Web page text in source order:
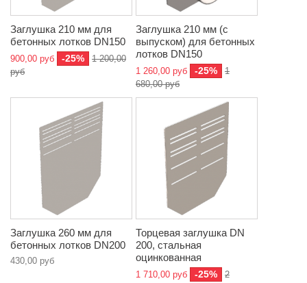
Заглушка 210 мм для
бетонных лотков DN150
900,00 руб -25%
1 200,00
руб
Заглушка 210 мм (с
выпуском) для бетонных
лотков DN150
1 260,00 руб -25%
1
680,00 руб
Заглушка 260 мм для
бетонных лотков DN200
430,00 руб
Торцевая заглушка DN
200, стальная
оцинкованная
1 710,00 руб -25%
2